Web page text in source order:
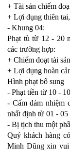
+ Tài sản chiếm
+ Lợi dụng thiên
- Khung 04:
Phạt tù từ 12 - 20
các trường hợp:
+ Chiếm đoạt tài
+ Lợi dụng hoàn
Hình phạt bổ sung
- Phạt tiền từ 10 -
- Cấm đảm nhiệm
nhất định từ 01 - 05
- Bị tịch thu một
Quý khách hàng
Minh Dũng xin vui